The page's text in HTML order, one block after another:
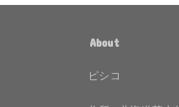
About
ピシコ